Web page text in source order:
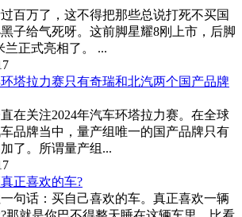
百万了，这不得把那些总说打死不买国
子给气死呀。这前脚星耀8刚上市，后脚
兰正式亮相了。 ...
塔拉力赛只有奇瑞和北汽两个国产品牌
在关注2024年汽车环塔拉力赛。在全球
品牌当中，量产组唯一的国产品牌只有
了。所谓量产组...
正喜欢的车?
句话：买自己喜欢的车。真正喜欢一辆